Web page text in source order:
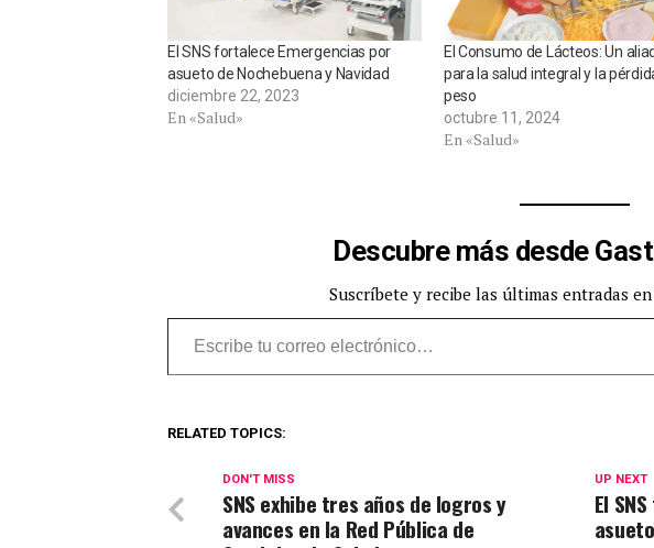
El SNS fortalece Emergencias por
asueto de Nochebuena y Navidad
diciembre 22, 2023
En «Salud»
El Consumo de Lácteos: Un
para la salud integral y la
peso
octubre 11, 2024
En «Salud»
Descubre más desde
Suscríbete y recibe las últimas entradas
Escribe tu correo electrónico…
RELATED TOPICS:
UP NEXT
El
DON'T MISS
SNS exhibe tres años de logros y
avances en la Red Pública de